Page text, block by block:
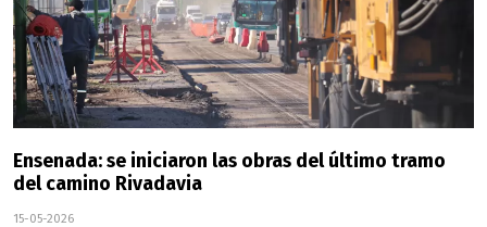
Ensenada: se iniciaron las obras del último tramo
del camino Rivadavia
15-05-2026